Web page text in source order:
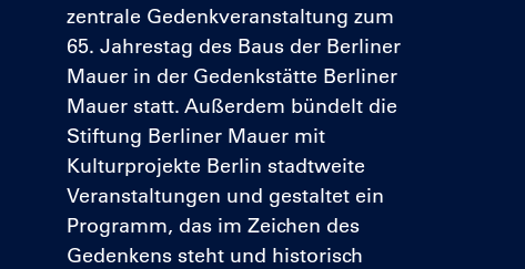
zentrale Gedenkveranstaltung zum
65. Jahrestag des Baus der Berliner
Mauer in der Gedenkstätte Berliner
Mauer statt. Außerdem bündelt die
Stiftung Berliner Mauer mit
Kulturprojekte Berlin stadtweite
Veranstaltungen und gestaltet ein
Programm, das im Zeichen des
Gedenkens steht und historisch